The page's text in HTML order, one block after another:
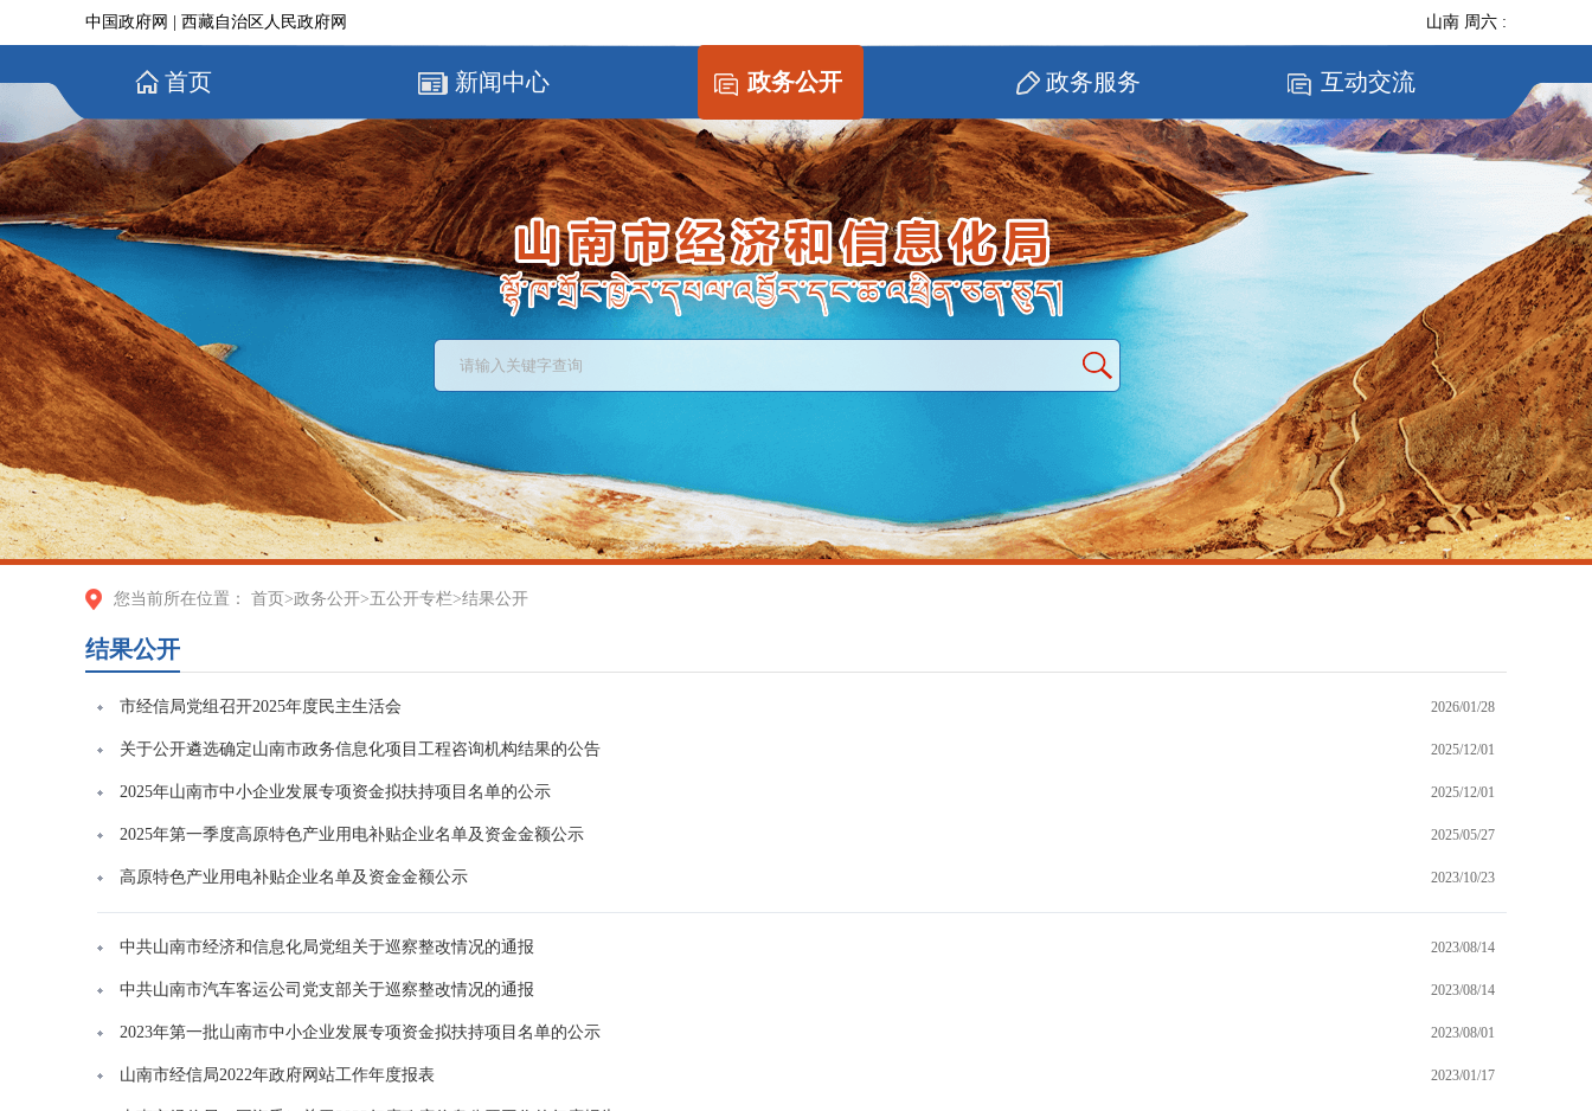
中国政府网 西藏自治区人民政府网 山南 周六 :
首页 新闻中心 政务公开 政务服务 互动交流
您当前所在位置： 首页 >政务公开>五公开专栏>结果公开
结果公开
市经信局党组召开2025年度民主生活会 2026/01/28
关于公开遴选确定山南市政务信息化项目工程咨询机构结果的公告 2025/12/01
2025年山南市中小企业发展专项资金拟扶持项目名单的公示 2025/12/01
2025年第一季度高原特色产业用电补贴企业名单及资金金额公示 2025/05/27
高原特色产业用电补贴企业名单及资金金额公示 2023/10/23
中共山南市经济和信息化局党组关于巡察整改情况的通报 2023/08/14
中共山南市汽车客运公司党支部关于巡察整改情况的通报 2023/08/14
2023年第一批山南市中小企业发展专项资金拟扶持项目名单的公示 2023/08/01
山南市经信局2022年政府网站工作年度报表 2023/01/17